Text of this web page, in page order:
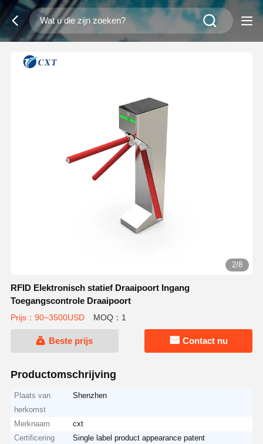
2/8
RFID Elektronisch statief Draaipoort Ingang
Toegangscontrole Draaipoort
Prijs：90~3500USD MOQ：1
Beste prijs Contact nu
Productomschrijving
Plaats van
herkomst
Shenzhen
Merknaam
cxt
Certificering
Single label product appearance patent